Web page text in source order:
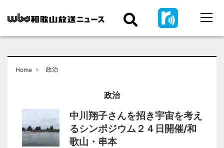
Home › 政治
政治
中川翔子さんを招き宇宙を考え
るシンポジウム２４日開催/和
歌山・串本